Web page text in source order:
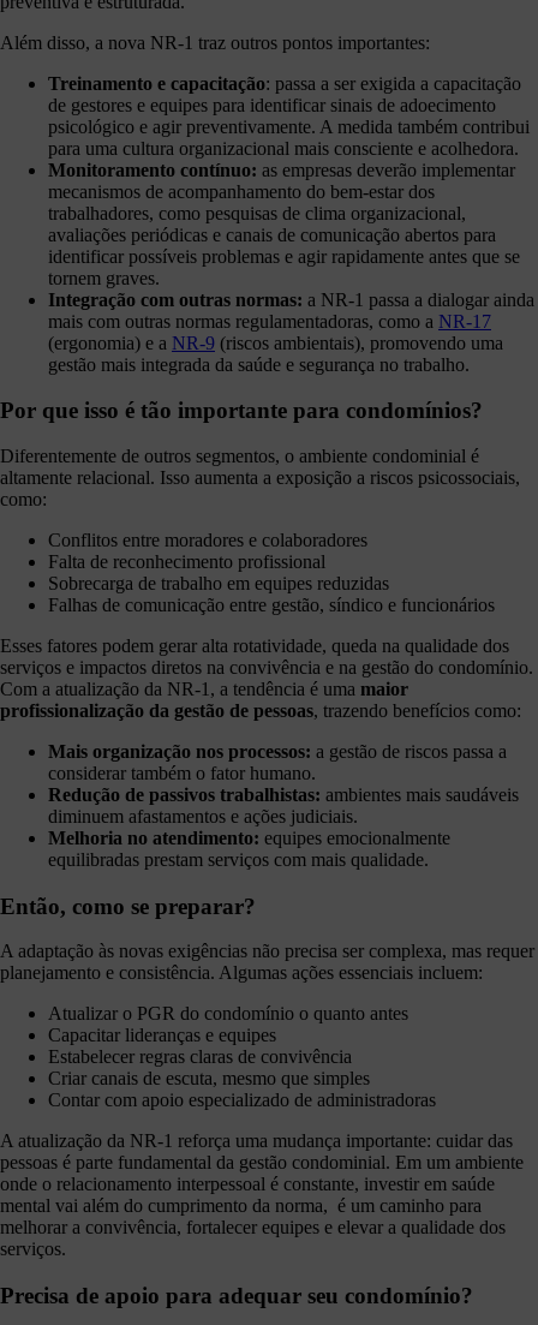
Além disso, a nova NR-1 traz outros pontos importantes:
Treinamento e capacitação: passa a ser exigida a capacitação
de gestores e equipes para identificar sinais de adoecimento
psicológico e agir preventivamente. A medida também contribui
para uma cultura organizacional mais consciente e acolhedora.
Monitoramento contínuo: as empresas deverão implementar
mecanismos de acompanhamento do bem-estar dos
trabalhadores, como pesquisas de clima organizacional,
avaliações periódicas e canais de comunicação abertos para
identificar possíveis problemas e agir rapidamente antes que se
tornem graves.
Integração com outras normas: a NR-1 passa a dialogar ainda
mais com outras normas regulamentadoras, como a NR-17
(ergonomia) e a NR-9 (riscos ambientais), promovendo uma
gestão mais integrada da saúde e segurança no trabalho.
Por que isso é tão importante para condomínios?
Diferentemente de outros segmentos, o ambiente condominial é
altamente relacional. Isso aumenta a exposição a riscos psicossociais,
como:
Conflitos entre moradores e colaboradores
Falta de reconhecimento profissional
Sobrecarga de trabalho em equipes reduzidas
Falhas de comunicação entre gestão, síndico e funcionários
Esses fatores podem gerar alta rotatividade, queda na qualidade dos
serviços e impactos diretos na convivência e na gestão do condomínio.
Com a atualização da NR-1, a tendência é uma maior
profissionalização da gestão de pessoas, trazendo benefícios como:
Mais organização nos processos: a gestão de riscos passa a
considerar também o fator humano.
Redução de passivos trabalhistas: ambientes mais saudáveis
diminuem afastamentos e ações judiciais.
Melhoria no atendimento: equipes emocionalmente
equilibradas prestam serviços com mais qualidade.
Então, como se preparar?
A adaptação às novas exigências não precisa ser complexa, mas requer
planejamento e consistência. Algumas ações essenciais incluem:
Atualizar o PGR do condomínio o quanto antes
Capacitar lideranças e equipes
Estabelecer regras claras de convivência
Criar canais de escuta, mesmo que simples
Contar com apoio especializado de administradoras
A atualização da NR-1 reforça uma mudança importante: cuidar das
pessoas é parte fundamental da gestão condominial. Em um ambiente
onde o relacionamento interpessoal é constante, investir em saúde
mental vai além do cumprimento da norma, é um caminho para
melhorar a convivência, fortalecer equipes e elevar a qualidade dos
serviços.
Precisa de apoio para adequar seu condomínio?